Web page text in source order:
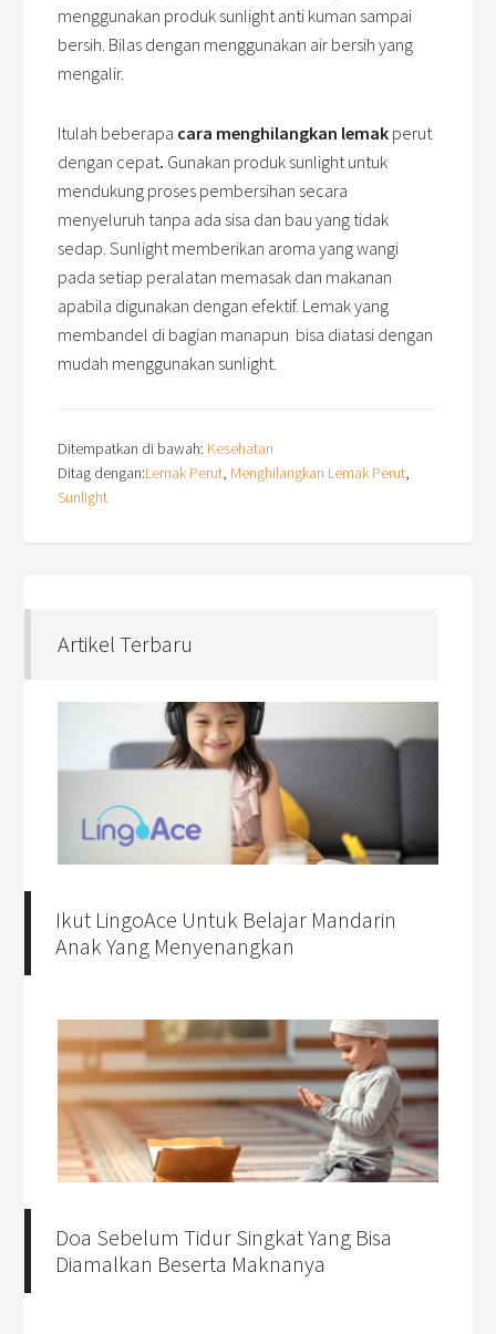
menggunakan produk sunlight anti kuman sampai
bersih. Bilas dengan menggunakan air bersih yang
mengalir.
Itulah beberapa cara menghilangkan lemak perut
dengan cepat. Gunakan produk sunlight untuk
mendukung proses pembersihan secara
menyeluruh tanpa ada sisa dan bau yang tidak
sedap. Sunlight memberikan aroma yang wangi
pada setiap peralatan memasak dan makanan
apabila digunakan dengan efektif. Lemak yang
membandel di bagian manapun bisa diatasi dengan
mudah menggunakan sunlight.
Ditempatkan di bawah: Kesehatan
Ditag dengan:Lemak Perut, Menghilangkan Lemak Perut,
Sunlight
Artikel Terbaru
Ikut LingoAce Untuk Belajar Mandarin
Anak Yang Menyenangkan
Doa Sebelum Tidur Singkat Yang Bisa
Diamalkan Beserta Maknanya